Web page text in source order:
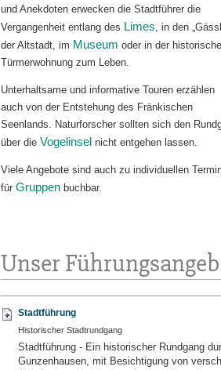
und Anekdoten erwecken die Stadtführer die
Vergangenheit entlang des Limes, in den
der Altstadt, im Museum oder in der
Türmerwohnung zum Leben.
Unterhaltsame und informative Touren erzählen
auch von der Entstehung des Fränkischen
Seenlands. Naturforscher sollten sich den
über die Vogelinsel nicht entgehen lassen.
Viele Angebote sind auch zu individuellen
für Gruppen buchbar.
Unser
Stadtführung
Historischer Stadtrundgang
Stadtführung - Ein historischer Rundgang
Gunzenhausen, mit Besichtigung von